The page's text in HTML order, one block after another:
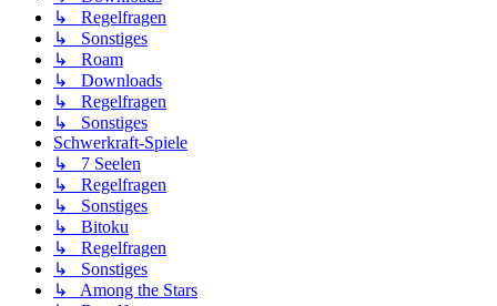
↳ Regelfragen
↳ Sonstiges
↳ Roam
↳ Downloads
↳ Regelfragen
↳ Sonstiges
Schwerkraft-Spiele
↳ 7 Seelen
↳ Regelfragen
↳ Sonstiges
↳ Bitoku
↳ Regelfragen
↳ Sonstiges
↳ Among the Stars